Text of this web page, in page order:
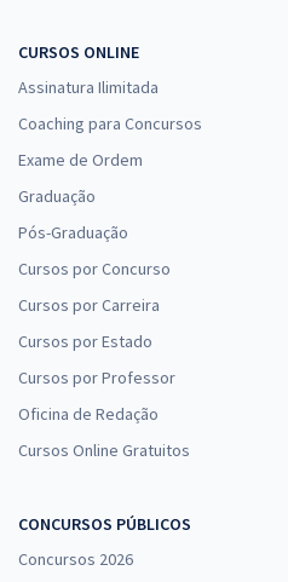
CURSOS ONLINE
Assinatura Ilimitada
Coaching para Concursos
Exame de Ordem
Graduação
Pós-Graduação
Cursos por Concurso
Cursos por Carreira
Cursos por Estado
Cursos por Professor
Oficina de Redação
Cursos Online Gratuitos
CONCURSOS PÚBLICOS
Concursos 2026